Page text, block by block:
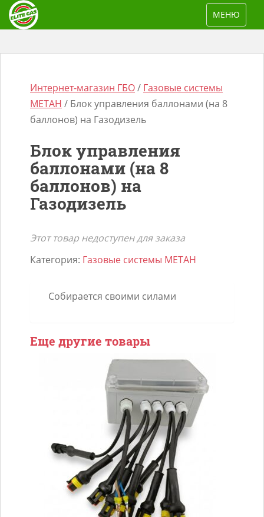
p
TOGGLE
МЕНЮ
Интернет-магазин ГБО/ Газовые системы
МЕТАН / Блок управления баллонами (на 8
баллонов) на Газодизель
Блок управления
баллонами (на 8
баллонов) на
Газодизель
Этот товар недоступен для заказа
Категория: Газовые системы МЕТАН
Собирается своими силами
Еще другие товары